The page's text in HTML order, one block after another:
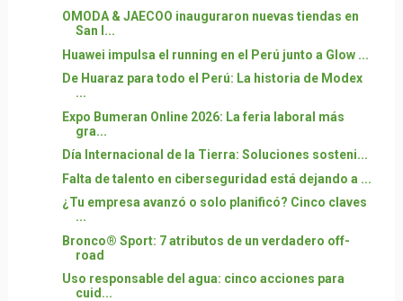
OMODA & JAECOO inauguraron nuevas tiendas en
San I...
Huawei impulsa el running en el Perú junto a Glow ...
De Huaraz para todo el Perú: La historia de Modex
...
Expo Bumeran Online 2026: La feria laboral más
gra...
Día Internacional de la Tierra: Soluciones sosteni...
Falta de talento en ciberseguridad está dejando a ...
¿Tu empresa avanzó o solo planificó? Cinco claves
...
Bronco® Sport: 7 atributos de un verdadero off-
road
Uso responsable del agua: cinco acciones para
cuid...